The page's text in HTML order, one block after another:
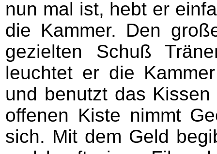
nun mal ist, hebt er
die Kammer. Den
gezielten Schuß
leuchtet er die
und benutzt das
offenen Kiste nimmt
sich. Mit dem Geld